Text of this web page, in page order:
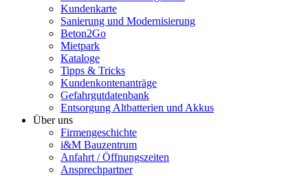
Kundenkarte
Sanierung und Modernisierung
Beton2Go
Mietpark
Kataloge
Tipps & Tricks
Kundenkontenanträge
Gefahrgutdatenbank
Entsorgung Altbatterien und Akkus
Über uns
Firmengeschichte
i&M Bauzentrum
Anfahrt / Öffnungszeiten
Ansprechpartner